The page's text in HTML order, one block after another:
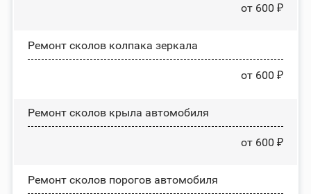
от 600 ₽
Ремонт сколов колпака зеркала
от 600 ₽
Ремонт сколов крыла автомобиля
от 600 ₽
Ремонт сколов порогов автомобиля